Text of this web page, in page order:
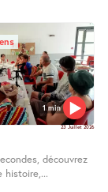
1 min
23 Juillet 2026
découvrez
histoire,...